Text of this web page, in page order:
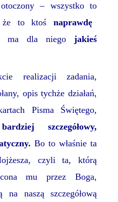
otoczony – wszystko to
że to ktośnaprawdę
ma dla niegojakieś
realizacji zadania,
opis tychże działań,
Pisma Świętego,
szczegółowy,
Bo to właśnie ta
czyli ta, którą
mu przez Boga,
na naszą szczegółową